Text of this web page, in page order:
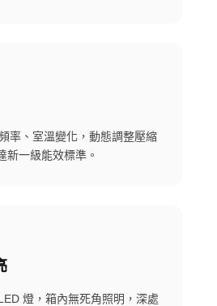
率、室溫變化，動態調整壓縮
新一級能效標準。
燈，箱內無死角照明，深處